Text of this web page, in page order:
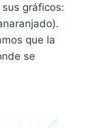
gráficos:
que la
se